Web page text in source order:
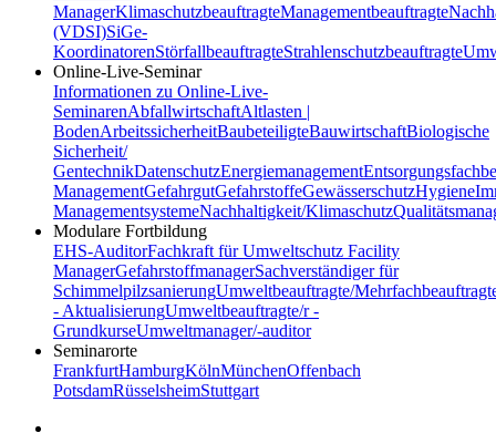
ManagerKlimaschutzbeauftragteManagementbeauftragte
(VDSI)SiGe-
KoordinatorenStörfallbeauftragteStrahlenschutzbeauftragte
Online-Live-Seminar
Informationen zu Online-Live-
SeminarenAbfallwirtschaftAltlasten |
BodenArbeitssicherheitBaubeteiligteBauwirtschaftBiologische
Sicherheit/
GentechnikDatenschutzEnergiemanagement
ManagementGefahrgutGefahrstoffeGewässerschutzHygiene
ManagementsystemeNachhaltigkeit/Klimaschutz
Modulare Fortbildung
EHS-AuditorFachkraft für Umweltschutz Facility
ManagerGefahrstoffmanagerSachverständiger für
SchimmelpilzsanierungUmweltbeauftragte/
- AktualisierungUmweltbeauftragte/r -
GrundkurseUmweltmanager/-auditor
Seminarorte
FrankfurtHamburgKölnMünchenOffenbach
PotsdamRüsselsheimStuttgart